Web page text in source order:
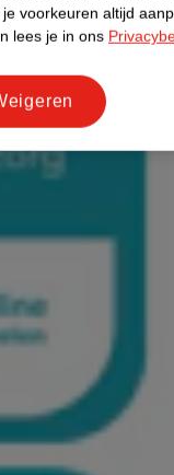
voorkeuren altijd
lees je in ons